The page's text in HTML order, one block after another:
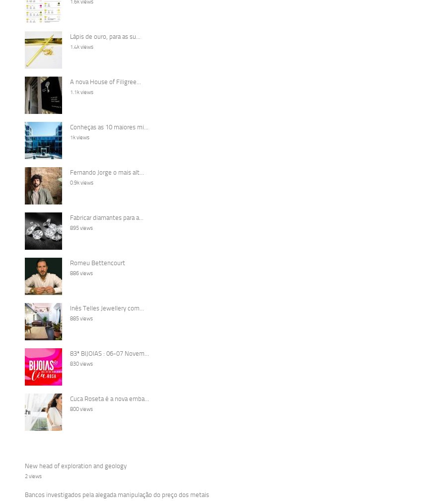
1.6k views
Lápis de ouro, para as su...
1.4k views
A nova House of Filigree...
1.1k views
Conheças as 10 maiores mi...
1k views
Fernando Jorge o mais alt...
0.9k views
Fabricar diamantes para a...
895 views
Romeu Bettencourt
886 views
Inês Telles Jewellery com...
885 views
83ª BIJOIAS : 06-07 Novem...
830 views
Cuca Roseta é a nova emba...
800 views
New head of exploration and geology
2 views
Bancos investigados pela alegada manipulação do preço dos metais